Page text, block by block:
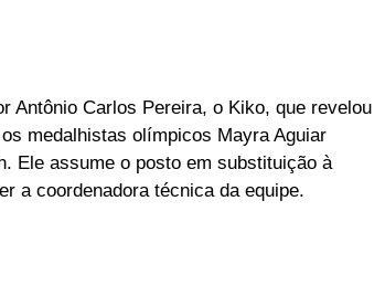
Antônio Carlos Pereira, o Kiko, que revelou
medalhistas olímpicos Mayra Aguiar
Ele assume o posto em substituição à
a coordenadora técnica da equipe.